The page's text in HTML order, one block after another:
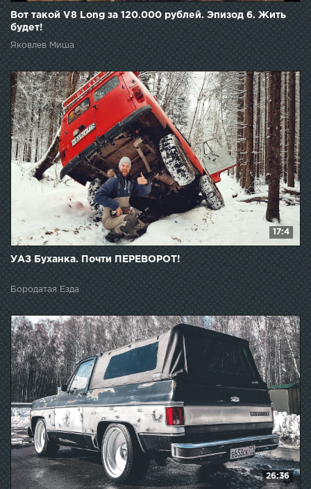
Вот такой V8 Long за 120.000 рублей. Эпизод 6. Жить
будет!
Яковлев Миша
17:4
УАЗ Буханка. Почти ПЕРЕВОРОТ!
Бородатая Езда
26:36